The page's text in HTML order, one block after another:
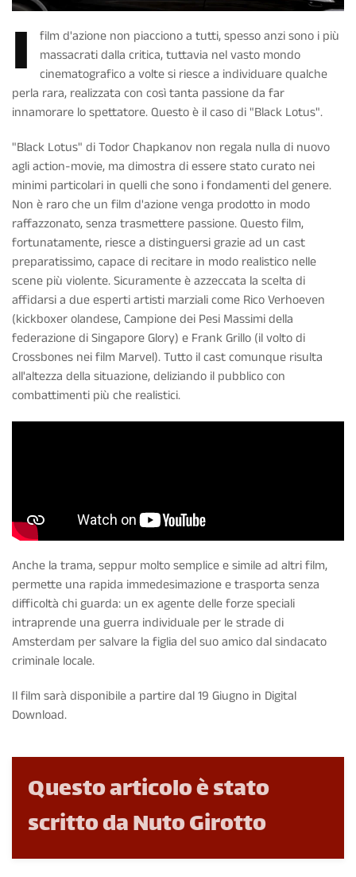
I
film d'azione non piacciono a tutti, spesso anzi sono i più
massacrati dalla critica, tuttavia nel vasto mondo
cinematografico a volte si riesce a individuare qualche
perla rara, realizzata con così tanta passione da far
innamorare lo spettatore. Questo è il caso di "Black Lotus".
"Black Lotus" di Todor Chapkanov non regala nulla di nuovo
agli action-movie, ma dimostra di essere stato curato nei
minimi particolari in quelli che sono i fondamenti del genere.
Non è raro che un film d'azione venga prodotto in modo
raffazzonato, senza trasmettere passione. Questo film,
fortunatamente, riesce a distinguersi grazie ad un cast
preparatissimo, capace di recitare in modo realistico nelle
scene più violente. Sicuramente è azzeccata la scelta di
affidarsi a due esperti artisti marziali come Rico Verhoeven
(kickboxer olandese, Campione dei Pesi Massimi della
federazione di Singapore Glory) e Frank Grillo (il volto di
Crossbones nei film Marvel). Tutto il cast comunque risulta
all'altezza della situazione, deliziando il pubblico con
combattimenti più che realistici.
Anche la trama, seppur molto semplice e simile ad altri film,
permette una rapida immedesimazione e trasporta senza
difficoltà chi guarda: un ex agente delle forze speciali
intraprende una guerra individuale per le strade di
Amsterdam per salvare la figlia del suo amico dal sindacato
criminale locale.
Il film sarà disponibile a partire dal 19 Giugno in Digital
Download.
Questo articolo è stato
scritto da Nuto Girotto